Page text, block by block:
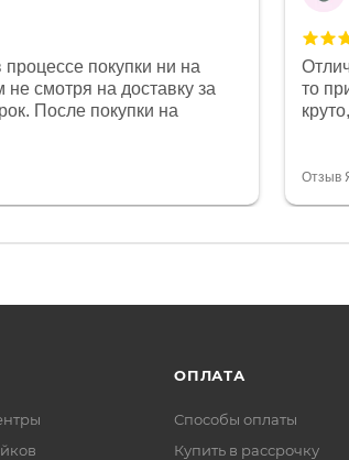
покупки ни на
смотря на доставку за
После покупки на
представители магазина
проблема была решена.
к клиенту после
то
Отзыв
ОПЛАТА
Способы оплаты
Купить в рассрочку